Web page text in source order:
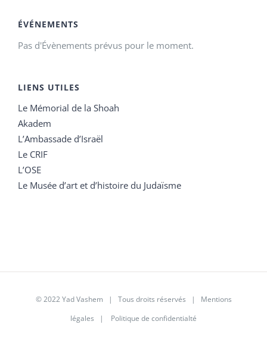
ÉVÉNEMENTS
Pas d'Évènements prévus pour le moment.
LIENS UTILES
Le Mémorial de la Shoah
Akadem
L’Ambassade d’Israël
Le CRIF
L’OSE
Le Musée d’art et d’histoire du Judaïsme
© 2022 Yad Vashem | Tous droits réservés | Mentions
légales | Politique de confidentialté